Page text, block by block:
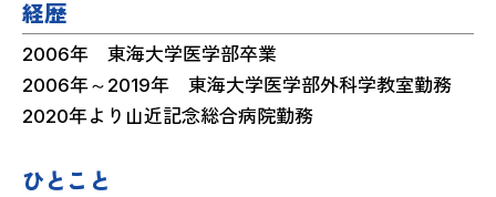
経歴
2006年 東海大学医学部卒業
2006年～2019年 東海大学医学部外科学教室勤務
2020年より山近記念総合病院勤務
ひとこと